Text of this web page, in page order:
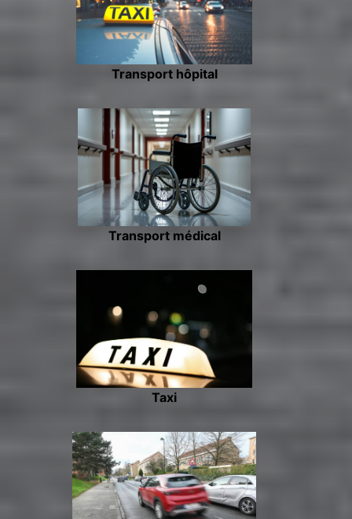
Transport hôpital
Transport médical
Taxi